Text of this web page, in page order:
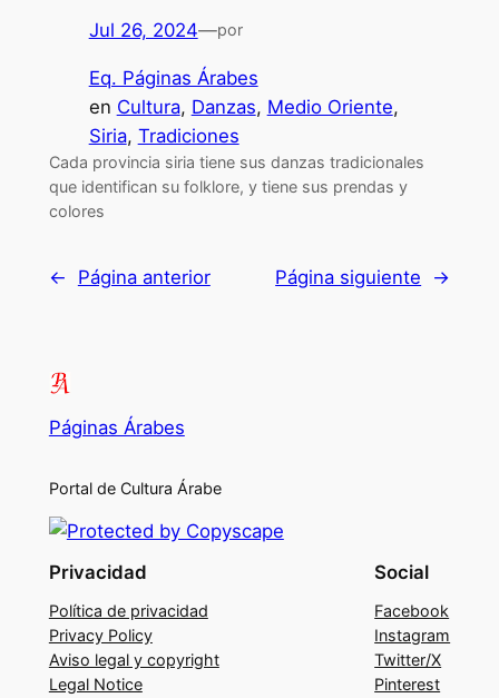
Jul 26, 2024—por
Eq. Páginas Árabes
en Cultura, Danzas, Medio Oriente
Siria, Tradiciones
Cada provincia siria tiene sus danzas tradicionales
que identifican su folklore, y tiene sus prendas y
colores
← Página anterior Página siguiente →
Páginas Árabes
Portal de Cultura Árabe
Privacidad
Política de privacidad
Privacy Policy
Aviso legal y copyright
Legal Notice
Social
Facebook
Instagram
Twitter/X
Pinterest